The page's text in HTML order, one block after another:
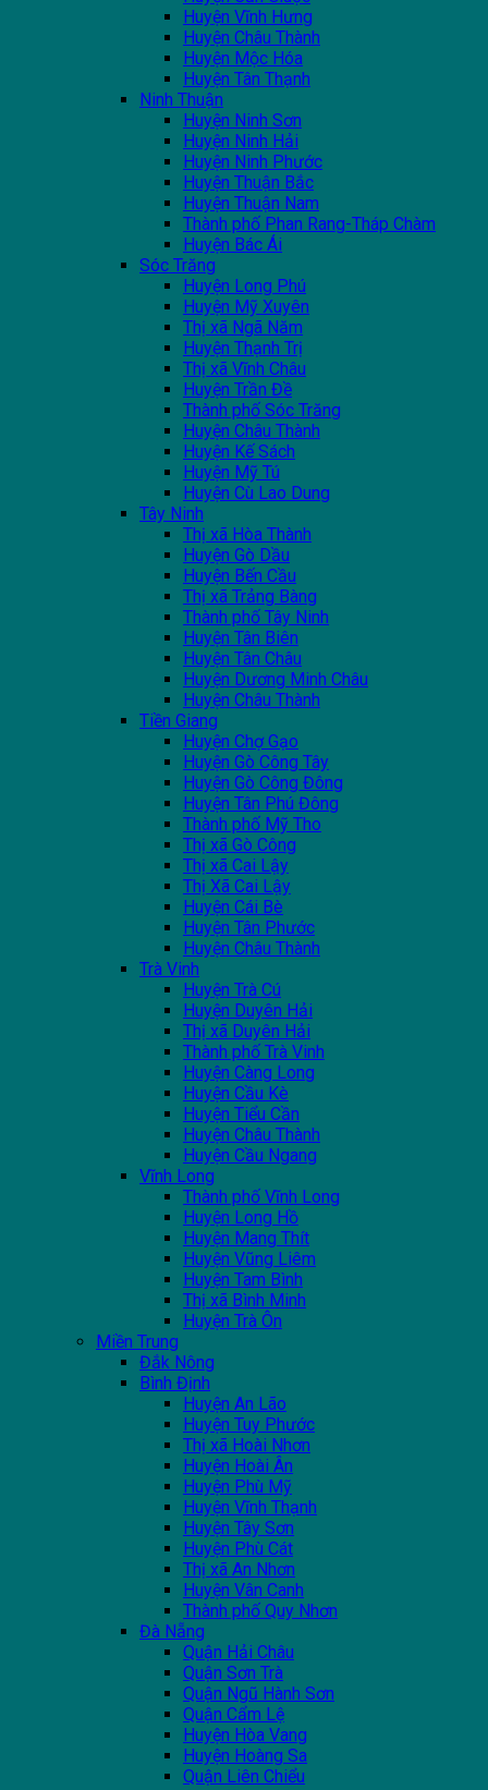
Huyện Vĩnh Hưng
Huyện Châu Thành
Huyện Mộc Hóa
Huyện Tân Thạnh
Ninh Thuận
Huyện Ninh Sơn
Huyện Ninh Hải
Huyện Ninh Phước
Huyện Thuận Bắc
Huyện Thuận Nam
Thành phố Phan Rang-Tháp Chàm
Huyện Bác Ái
Sóc Trăng
Huyện Long Phú
Huyện Mỹ Xuyên
Thị xã Ngã Năm
Huyện Thạnh Trị
Thị xã Vĩnh Châu
Huyện Trần Đề
Thành phố Sóc Trăng
Huyện Châu Thành
Huyện Kế Sách
Huyện Mỹ Tú
Huyện Cù Lao Dung
Tây Ninh
Thị xã Hòa Thành
Huyện Gò Dầu
Huyện Bến Cầu
Thị xã Trảng Bàng
Thành phố Tây Ninh
Huyện Tân Biên
Huyện Tân Châu
Huyện Dương Minh Châu
Huyện Châu Thành
Tiền Giang
Huyện Chợ Gạo
Huyện Gò Công Tây
Huyện Gò Công Đông
Huyện Tân Phú Đông
Thành phố Mỹ Tho
Thị xã Gò Công
Thị xã Cai Lậy
Thị Xã Cai Lậy
Huyện Cái Bè
Huyện Tân Phước
Huyện Châu Thành
Trà Vinh
Huyện Trà Cú
Huyện Duyên Hải
Thị xã Duyên Hải
Thành phố Trà Vinh
Huyện Càng Long
Huyện Cầu Kè
Huyện Tiểu Cần
Huyện Châu Thành
Huyện Cầu Ngang
Vĩnh Long
Thành phố Vĩnh Long
Huyện Long Hồ
Huyện Mang Thít
Huyện Vũng Liêm
Huyện Tam Bình
Thị xã Bình Minh
Huyện Trà Ôn
Miền Trung
Đắk Nông
Bình Định
Huyện An Lão
Huyện Tuy Phước
Thị xã Hoài Nhơn
Huyện Hoài Ân
Huyện Phù Mỹ
Huyện Vĩnh Thạnh
Huyện Tây Sơn
Huyện Phù Cát
Thị xã An Nhơn
Huyện Vân Canh
Thành phố Quy Nhơn
Đà Nẵng
Quận Hải Châu
Quận Sơn Trà
Quận Ngũ Hành Sơn
Quận Cẩm Lệ
Huyện Hòa Vang
Huyện Hoàng Sa
Quận Liên Chiểu